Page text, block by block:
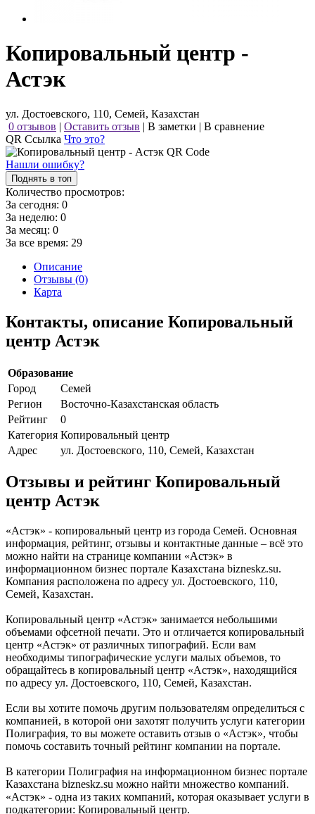
Копировальный центр -
Астэк
ул. Достоевского, 110, Семей, Казахстан
0 отзывов | Оставить отзыв | В заметки | В сравнение
QR Ссылка Что это?
Нашли ошибку?
Поднять в топ
Количество просмотров:
За сегодня: 0
За неделю: 0
За месяц: 0
За все время: 29
Описание
Отзывы (0)
Карта
Контакты, описание Копировальный
центр Астэк
Образование
Город
Семей
Регион
Восточно-Казахстанская область
Рейтинг
0
Категория Копировальный центр
Адрес
ул. Достоевского, 110, Семей, Казахстан
Отзывы и рейтинг Копировальный
центр Астэк
«Астэк» - копировальный центр из города Семей. Основная
информация, рейтинг, отзывы и контактные данные – всё это
можно найти на странице компании «Астэк» в
информационном бизнес портале Казахстана bizneskz.su.
Компания расположена по адресу ул. Достоевского, 110,
Семей, Казахстан.
Копировальный центр «Астэк» занимается небольшими
объемами офсетной печати. Это и отличается копировальный
центр «Астэк» от различных типографий. Если вам
необходимы типографические услуги малых объемов, то
обращайтесь в копировальный центр «Астэк», находящийся
по адресу ул. Достоевского, 110, Семей, Казахстан.
Если вы хотите помочь другим пользователям определиться с
компанией, в которой они захотят получить услуги категории
Полиграфия, то вы можете оставить отзыв о «Астэк», чтобы
помочь составить точный рейтинг компании на портале.
В категории Полиграфия на информационном бизнес портале
Казахстана bizneskz.su можно найти множество компаний.
«Астэк» - одна из таких компаний, которая оказывает услуги в
подкатегории: Копировальный центр.